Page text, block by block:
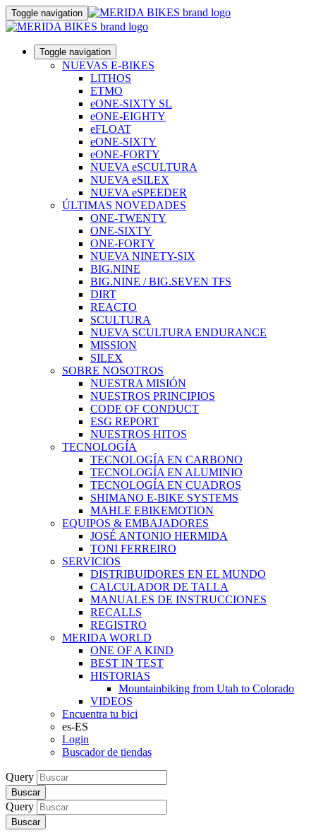
Toggle navigation
Toggle navigation
NUEVAS E-BIKES
LITHOS
ETMO
eONE-SIXTY SL
eONE-EIGHTY
eFLOAT
eONE-SIXTY
eONE-FORTY
NUEVA eSCULTURA
NUEVA eSILEX
NUEVA eSPEEDER
ÚLTIMAS NOVEDADES
ONE-TWENTY
ONE-SIXTY
ONE-FORTY
NUEVA NINETY-SIX
BIG.NINE
BIG.NINE / BIG.SEVEN TFS
DIRT
REACTO
SCULTURA
NUEVA SCULTURA ENDURANCE
MISSION
SILEX
SOBRE NOSOTROS
NUESTRA MISIÓN
NUESTROS PRINCIPIOS
CODE OF CONDUCT
ESG REPORT
NUESTROS HITOS
TECNOLOGÍA
TECNOLOGÍA EN CARBONO
TECNOLOGÍA EN ALUMINIO
TECNOLOGÍA EN CUADROS
SHIMANO E-BIKE SYSTEMS
MAHLE EBIKEMOTION
EQUIPOS & EMBAJADORES
JOSÉ ANTONIO HERMIDA
TONI FERREIRO
SERVICIOS
DISTRIBUIDORES EN EL MUNDO
CALCULADOR DE TALLA
MANUALES DE INSTRUCCIONES
RECALLS
REGISTRO
MERIDA WORLD
ONE OF A KIND
BEST IN TEST
HISTORIAS
Mountainbiking from Utah to Colorado
VIDEOS
Encuentra tu bici
es-ES
Login
Buscador de tiendas
Query
Buscar
Query
Buscar